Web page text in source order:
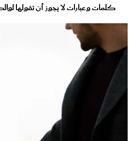
كلمات وعبارات لا يجوز أن تقولها